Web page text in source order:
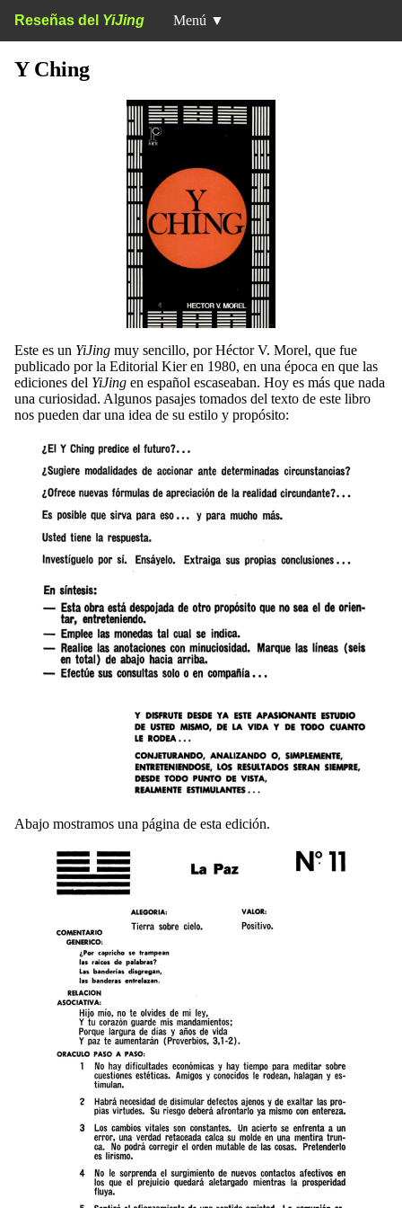
Reseñas del YiJing Menú ▼
Y Ching
Este es un YiJing muy sencillo, por Héctor V. Morel, que fue
publicado por la Editorial Kier en 1980, en una época en que las
ediciones del YiJing en español escaseaban. Hoy es más que nada
una curiosidad. Algunos pasajes tomados del texto de este libro
nos pueden dar una idea de su estilo y propósito:
Abajo mostramos una página de esta edición.